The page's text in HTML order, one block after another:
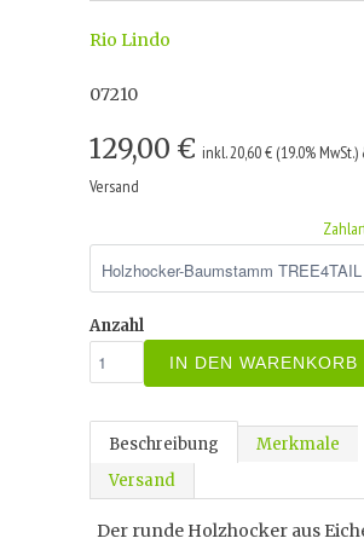
Rio Lindo
07210
129,00 € inkl. 20,60 € (19.0%
Versand
Anzahl
IN DEN WARENKORB
Beschreibung
Merkmale
Versand
Der runde Holzhocker aus